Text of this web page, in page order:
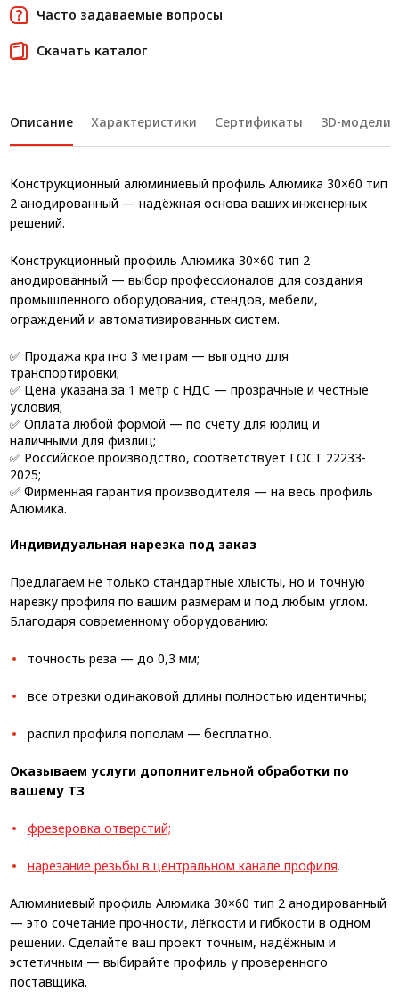
Часто задаваемые вопросы
Скачать каталог
Описание Характеристики Сертификаты 3D-модели
Конструкционный алюминиевый профиль Алюмика 30×60 тип
2 анодированный — надёжная основа ваших инженерных
решений.
Конструкционный профиль Алюмика 30×60 тип 2
анодированный — выбор профессионалов для создания
промышленного оборудования, стендов, мебели,
ограждений и автоматизированных систем.
✅ Продажа кратно 3 метрам — выгодно для
транспортировки;
✅ Цена указана за 1 метр с НДС — прозрачные и честные
условия;
✅ Оплата любой формой — по счету для юрлиц и
наличными для физлиц;
✅ Российское производство, соответствует ГОСТ 22233-
2025;
✅ Фирменная гарантия производителя — на весь профиль
Алюмика.
Индивидуальная нарезка под заказ
Предлагаем не только стандартные хлысты, но и точную
нарезку профиля по вашим размерам и под любым углом.
Благодаря современному оборудованию:
точность реза — до 0,3 мм;
все отрезки одинаковой длины полностью идентичны;
распил профиля пополам — бесплатно.
Оказываем услуги дополнительной обработки по
вашему ТЗ
фрезеровка отверстий;
нарезание резьбы в центральном канале профиля.
Алюминиевый профиль Алюмика 30×60 тип 2 анодированный
— это сочетание прочности, лёгкости и гибкости в одном
решении. Сделайте ваш проект точным, надёжным и
эстетичным — выбирайте профиль у проверенного
поставщика.